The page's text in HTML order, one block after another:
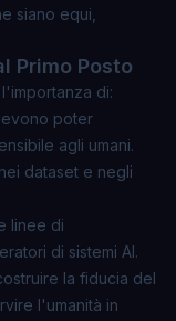
siano equi,
Primo Posto
di:
poter
agli umani.
dataset e negli
linee di
di sistemi AI.
la fiducia del
l'umanità in